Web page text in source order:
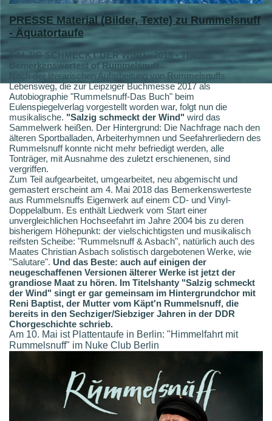
PRESSE Material (Bilder, Texte) zu Rummelsnuff
- Äquatortaufe
SALZIG SCHMECKT DER WIND - 2018 - The
Bemerkenswertest of Rummelsnuff
Nach der literarischen Aufarbeitung von Rummelsnuffs
Lebensweg, die zur Leipziger Buchmesse 2017 als
Autobiographie "Rummelsnuff-Das Buch" beim
Eulenspiegelverlag vorgestellt worden war, folgt nun die
musikalische. "Salzig schmeckt der Wind" wird das
Sammelwerk heißen. Der Hintergrund: Die Nachfrage nach den
älteren Sportballaden, Arbeiterhymnen und Seefahrerliedern des
Rummelsnuff konnte nicht mehr befriedigt werden, alle
Tonträger, mit Ausnahme des zuletzt erschienenen, sind
vergriffen.
Zum Teil aufgearbeitet, umgearbeitet, neu abgemischt und
gemastert erscheint am 4. Mai 2018 das Bemerkenswerteste
aus Rummelsnuffs Eigenwerk auf einem CD- und Vinyl-
Doppelalbum. Es enthält Liedwerk vom Start einer
unvergleichlichen Hochseefahrt im Jahre 2004 bis zu deren
bisherigem Höhepunkt: der vielschichtigsten und musikalisch
reifsten Scheibe: "Rummelsnuff & Asbach", natürlich auch des
Maates Christian Asbach solistisch dargebotenen Werke, wie
"Salutare". Und das Beste: auch auf einigen der
neugeschaffenen Versionen älterer Werke ist jetzt der
grandiose Maat zu hören. Im Titelshanty "Salzig schmeckt
der Wind" singt er gar gemeinsam im Hintergrundchor mit
Reni Baptist, der Mutter vom Käpt'n Rummelsnuff, die
bereits in den Sechziger/Siebziger Jahren in der DDR
Chorgeschichte schrieb.
Am 10. Mai ist Plattentaufe in Berlin: "Himmelfahrt mit
Rummelsnuff" im Nuke Club Berlin